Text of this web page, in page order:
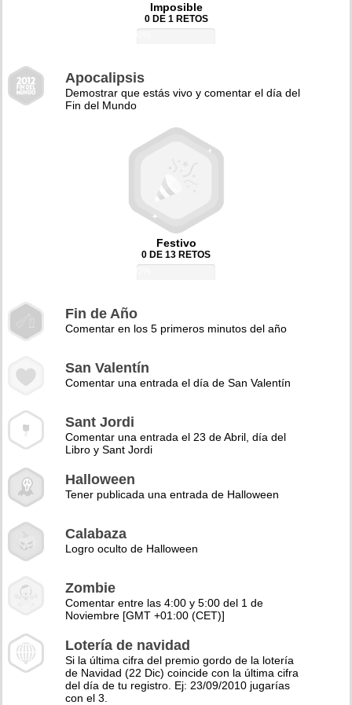
Imposible
0 DE 1 RETOS
Apocalipsis
Demostrar que estás vivo y comentar el día del
Fin del Mundo
Festivo
0 DE 13 RETOS
Fin de Año
Comentar en los 5 primeros minutos del año
San Valentín
Comentar una entrada el día de San Valentín
Sant Jordi
Comentar una entrada el 23 de Abril, día del
Libro y Sant Jordi
Halloween
Tener publicada una entrada de Halloween
Calabaza
Logro oculto de Halloween
Zombie
Comentar entre las 4:00 y 5:00 del 1 de
Noviembre [GMT +01:00 (CET)]
Lotería de navidad
Si la última cifra del premio gordo de la lotería
de Navidad (22 Dic) coincide con la última cifra
del día de tu registro. Ej: 23/09/2010 jugarías
con el 3.